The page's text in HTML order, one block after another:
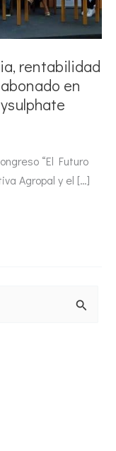
rentabilidad
en
“El Futuro
Agropal y el […]